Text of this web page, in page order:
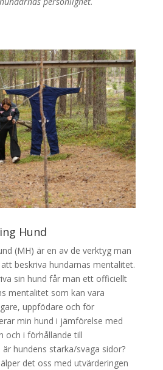
Hund
(MH) är en av de verktyg man
beskriva hundarnas mentalitet.
sin hund får man ett officiellt
mentalitet som kan vara
uppfödare och för
min hund i jämförelse med
och i förhållande till
är hundens starka/svaga sidor?
det oss med utvärderingen